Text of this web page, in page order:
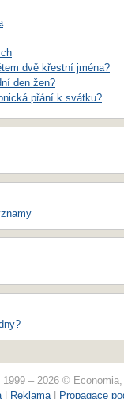
dvě křestní jména?
den žen?
přání k svátku?
1999 – 2026 ©
| Reklama Propagace